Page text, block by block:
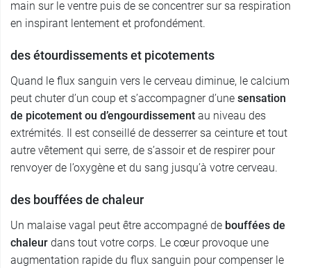
main sur le ventre puis de se concentrer sur sa respiration
en inspirant lentement et profondément.
des étourdissements et picotements
Quand le flux sanguin vers le cerveau diminue, le calcium
peut chuter d’un coup et s’accompagner d’une sensation
de picotement ou d’engourdissement au niveau des
extrémités. Il est conseillé de desserrer sa ceinture et tout
autre vêtement qui serre, de s’assoir et de respirer pour
renvoyer de l’oxygène et du sang jusqu’à votre cerveau.
des bouffées de chaleur
Un malaise vagal peut être accompagné de bouffées de
chaleur dans tout votre corps. Le cœur provoque une
augmentation rapide du flux sanguin pour compenser le